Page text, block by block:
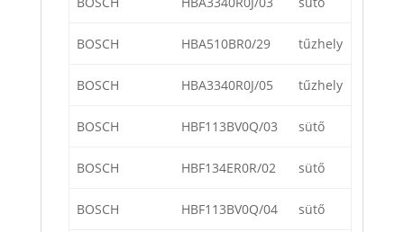
BOSCH HBA510BR0/29 tűzhely
BOSCH HBA3340R0J/05 tűzhely
BOSCH HBF113BV0Q/03 sütő
BOSCH HBF134ER0R/02 sütő
BOSCH HBF113BV0Q/04 sütő